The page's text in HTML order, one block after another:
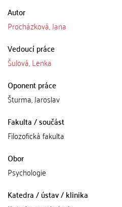
Autor
Procházková, Jana
Vedoucí práce
Šulová, Lenka
Oponent práce
Šturma, Jaroslav
Fakulta / součást
Filozofická fakulta
Obor
Psychologie
Katedra / ústav / klinika